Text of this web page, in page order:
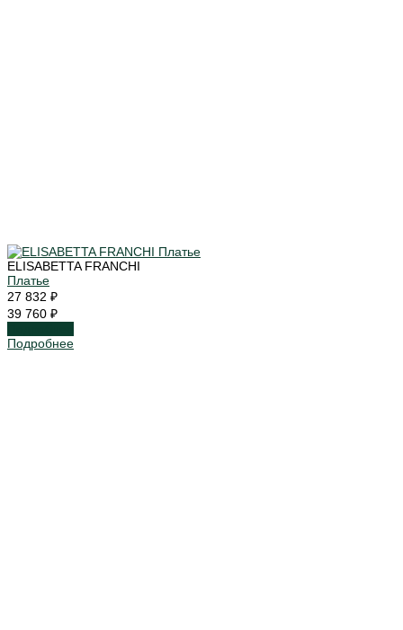
ELISABETTA FRANCHI
Платье
27 832 ₽
39 760 ₽
Подробнее